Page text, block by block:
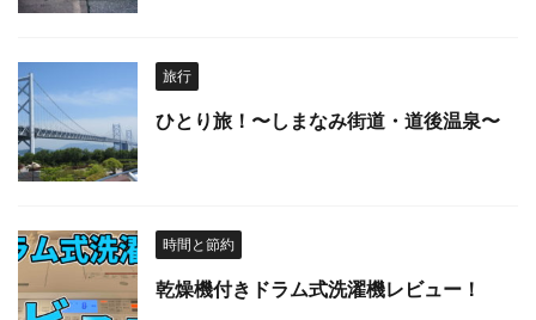
旅行
ひとり旅！〜しまなみ街道・道後温泉〜
時間と節約
乾燥機付きドラム式洗濯機レビュー！